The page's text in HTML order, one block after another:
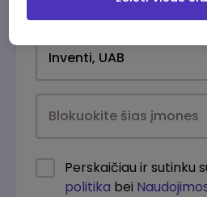
Perskaičiau ir sutinku
politika bei